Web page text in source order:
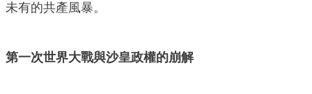
未有的共產風暴。
第一次世界大戰與沙皇政權的崩解